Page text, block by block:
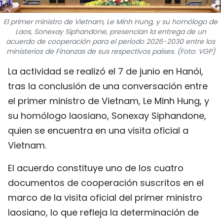
TIẾNG VIỆT
ENGLISH
FRANÇAIS
El primer ministro de Vietnam, Le Minh Hung, y su homólogo de
Laos, Sonexay Siphandone, presencian la entrega de un
acuerdo de cooperación para el período 2026-2030 entre los
ministerios de Finanzas de sus respectivos países. (Foto: VGP)
La actividad se realizó el 7 de junio en Hanói,
tras la conclusión de una conversación entre
el primer ministro de Vietnam, Le Minh Hung, y
su homólogo laosiano, Sonexay Siphandone,
quien se encuentra en una visita oficial a
Vietnam.
El acuerdo constituye uno de los cuatro
documentos de cooperación suscritos en el
marco de la visita oficial del primer ministro
laosiano, lo que refleja la determinación de